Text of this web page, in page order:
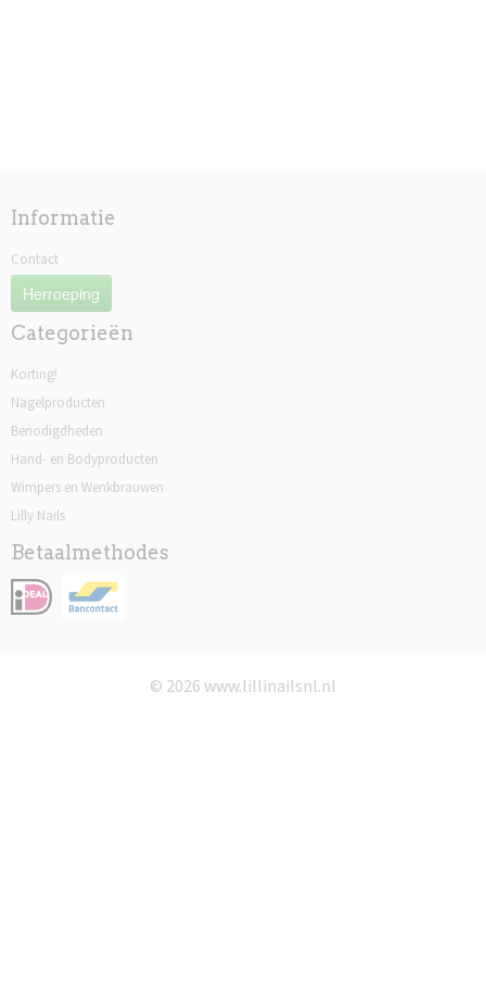
Informatie
Contact
Herroeping
Categorieën
Korting!
Nagelproducten
Benodigdheden
Hand- en Bodyproducten
Wimpers en Wenkbrauwen
Lilly Nails
Betaalmethodes
© 2026 www.lillinailsnl.nl